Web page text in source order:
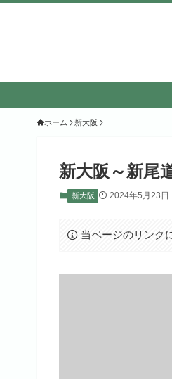
ホーム 新大阪
新大阪～新尾
新大阪 2024年5月23日
当ページのリンク